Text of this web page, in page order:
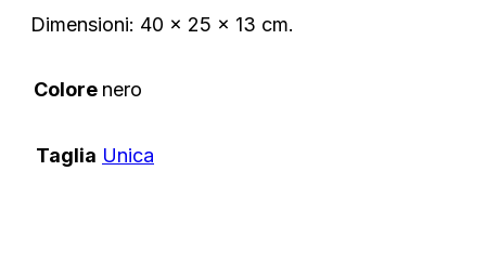
Dimensioni: 40 x 25 x 13 cm.
Colore nero
Taglia Unica